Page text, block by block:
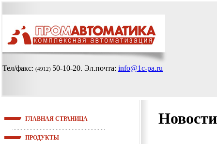
Тел/факс: (4912) 50-10-20. Эл.почта: info@1c-pa.ru
ГЛАВНАЯ СТРАНИЦА
ПРОДУКТЫ